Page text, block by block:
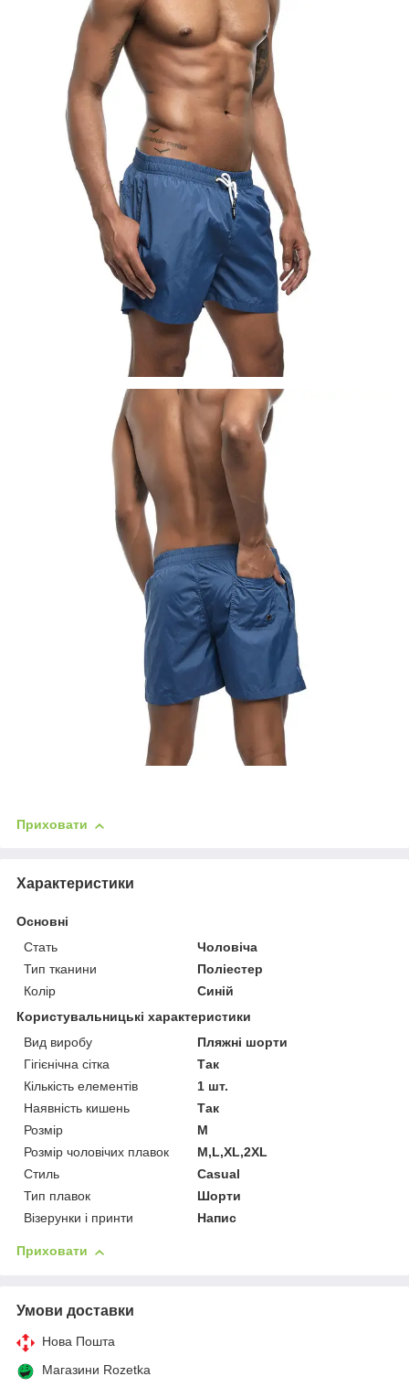
Приховати
Характеристики
Основні
Стать
Чоловіча
Тип тканини
Поліестер
Колір
Синій
Користувальницькі характеристики
Вид виробу
Пляжні шорти
Гігієнічна сітка
Так
Кількість елементів
1 шт.
Наявність кишень
Так
Розмір
M
Розмір чоловічих плавок
M,L,XL,2XL
Стиль
Casual
Тип плавок
Шорти
Візерунки і принти
Напис
Приховати
Умови доставки
Нова Пошта
Магазини Rozetka